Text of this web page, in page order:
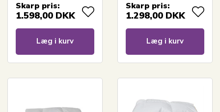
Skarp pris:
1.598,00 DKK
Læg i kurv
Skarp pris:
1.298,00 DKK
Læg i kurv